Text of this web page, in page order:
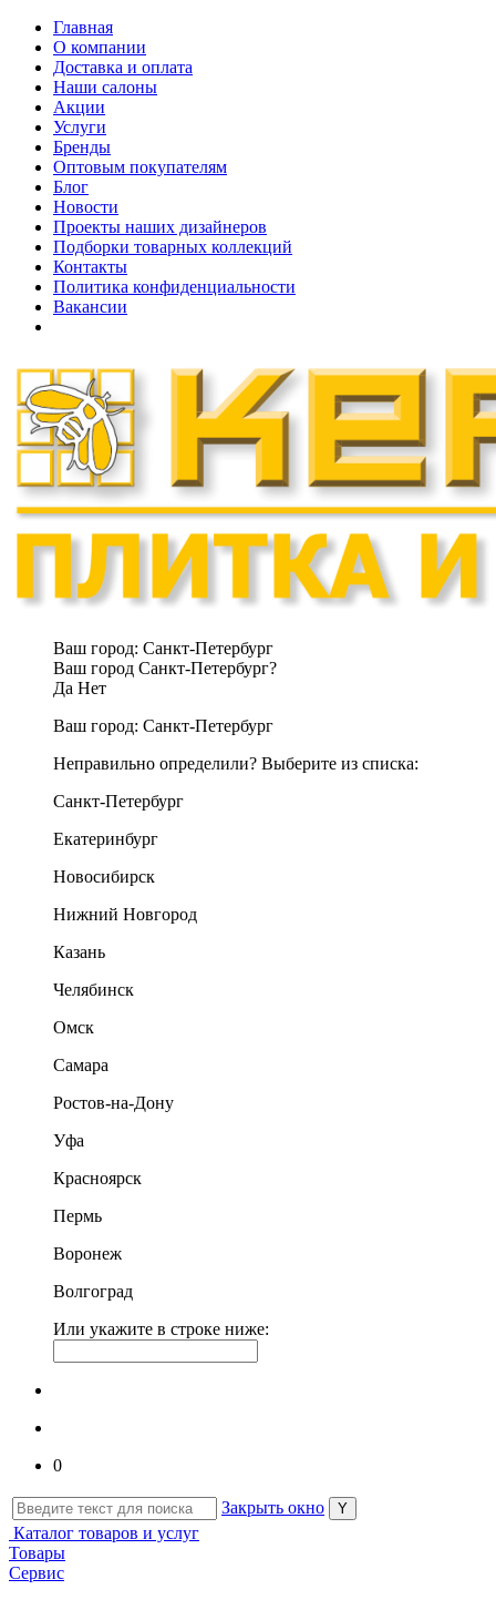
Главная
О компании
Доставка и оплата
Наши cалоны
Акции
Услуги
Бренды
Оптовым покупателям
Блог
Новости
Проекты наших дизайнеров
Подборки товарных коллекций
Контакты
Политика конфиденциальности
Вакансии
Ваш город: Санкт-Петербург
Ваш город Санкт-Петербург?
Да Нет
Ваш город: Санкт-Петербург
Неправильно определили? Выберите из списка:
Санкт-Петербург
Екатеринбург
Новосибирск
Нижний Новгород
Казань
Челябинск
Омск
Самара
Ростов-на-Дону
Уфа
Красноярск
Пермь
Воронеж
Волгоград
Или укажите в строке ниже:
0
Закрыть окно
Каталог товаров и услуг
Товары
Сервис